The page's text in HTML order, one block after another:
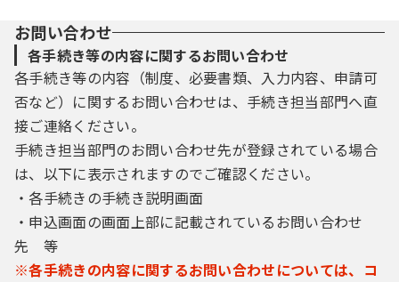
お問い合わせ
各手続き等の内容に関するお問い合わせ
各手続き等の内容（制度、必要書類、入力内容、申請可
否など）に関するお問い合わせは、手続き担当部門へ直
接ご連絡ください。
手続き担当部門のお問い合わせ先が登録されている場合
は、以下に表示されますのでご確認ください。
・各手続きの手続き説明画面
・申込画面の画面上部に記載されているお問い合わせ
先 等
※各手続きの内容に関するお問い合わせについては、コ